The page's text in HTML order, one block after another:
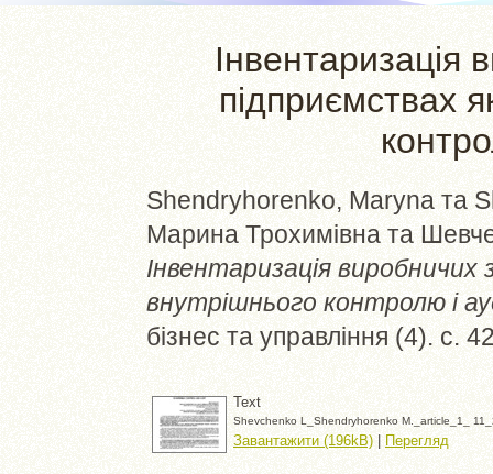
Інвентаризація
підприємствах
Shendryhorenko, Maryna та
Марина Трохимівна та
Інвентаризація
внутрішнього контролю і
бізнес та управління (4). с.
Text
Shevchenko L_Shendryhorenko М._article_1_
Завантажити (196kB) | Перегляд